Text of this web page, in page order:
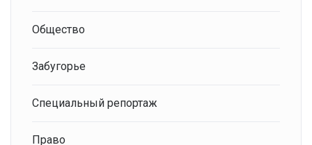
Общество
Забугорье
Специальный репортаж
Право